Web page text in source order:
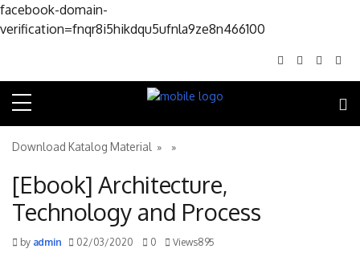
facebook-domain-
verification=fnqr8i5hikdqu5ufnla9ze8n466100
Download Katalog Material » »
[Ebook] Architecture,
Technology and Process
byadmin 02/03/2020 0 Views895